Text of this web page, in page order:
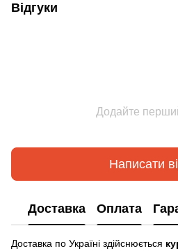
Відгуки
Додайте
Написати
Доставка Оплата
Доставка по Україні здійснюється